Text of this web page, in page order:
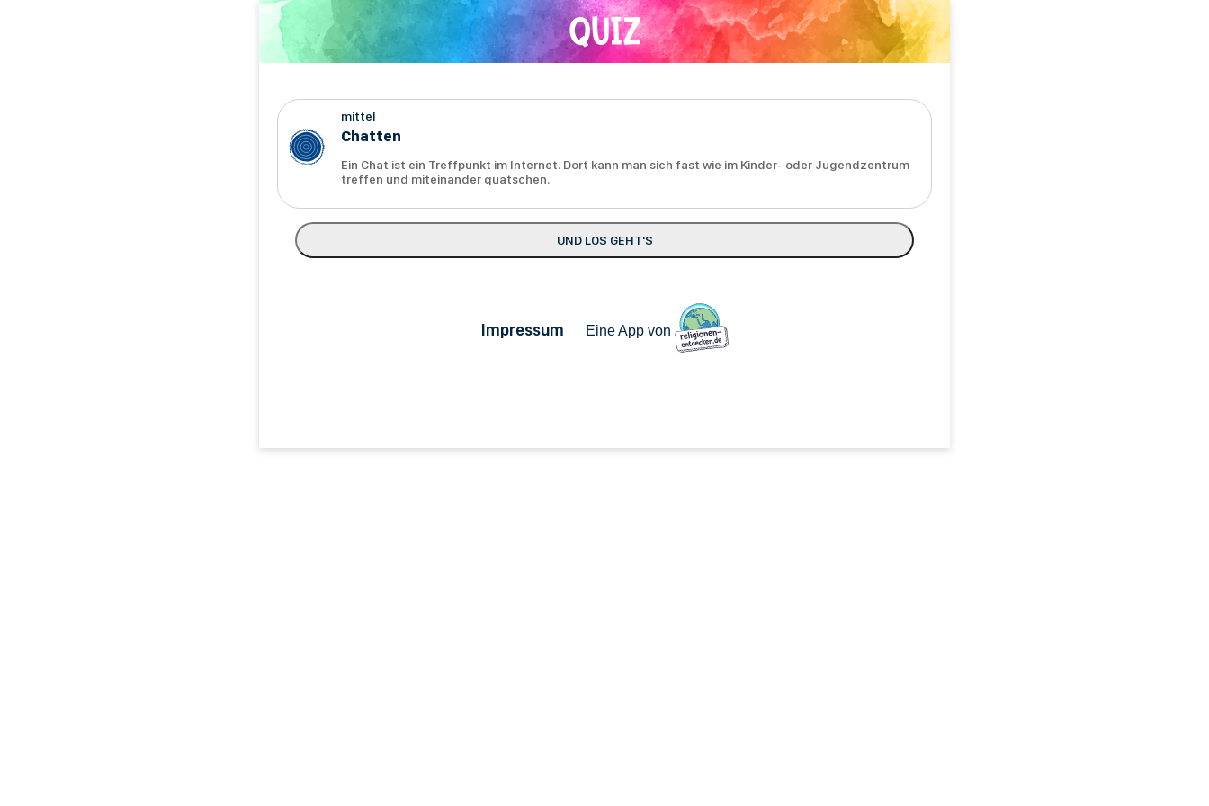
QUIZ
mittel
Chatten
Ein Chat ist ein Treffpunkt im Internet. Dort kann man sich fast wie im Kinder- oder Jugendzentrum
treffen und miteinander quatschen.
Impressum Eine App von